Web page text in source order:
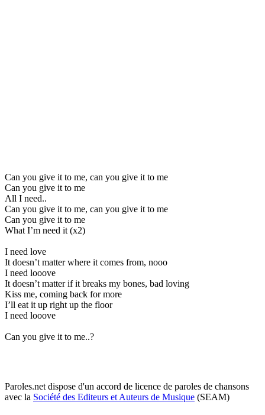
Can you give it to me, can you give it to me
Can you give it to me
All I need..
Can you give it to me, can you give it to me
Can you give it to me
What I’m need it (x2)
I need love
It doesn’t matter where it comes from, nooo
I need looove
It doesn’t matter if it breaks my bones, bad loving
Kiss me, coming back for more
I’ll eat it up right up the floor
I need looove
Can you give it to me..?
Paroles.net dispose d'un accord de licence de paroles de chansons
avec la Société des Editeurs et Auteurs de Musique (SEAM)